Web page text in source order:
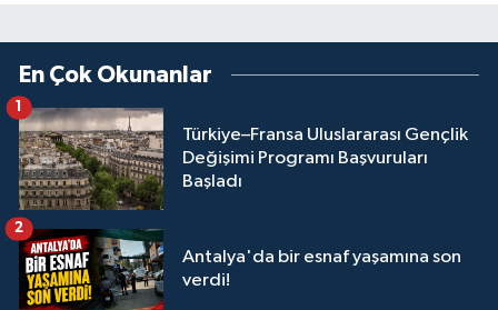
En Çok Okunanlar
Türkiye–Fransa Uluslararası Gençlik
Değişimi Programı Başvuruları
Başladı
1
Antalya'da bir esnaf yaşamına son
verdi!
2